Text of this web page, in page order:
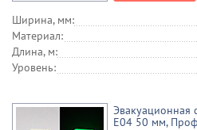
Ширина, мм:
Материал:
Длина, м:
Уровень:
Эвакуационная
E04 50 мм,